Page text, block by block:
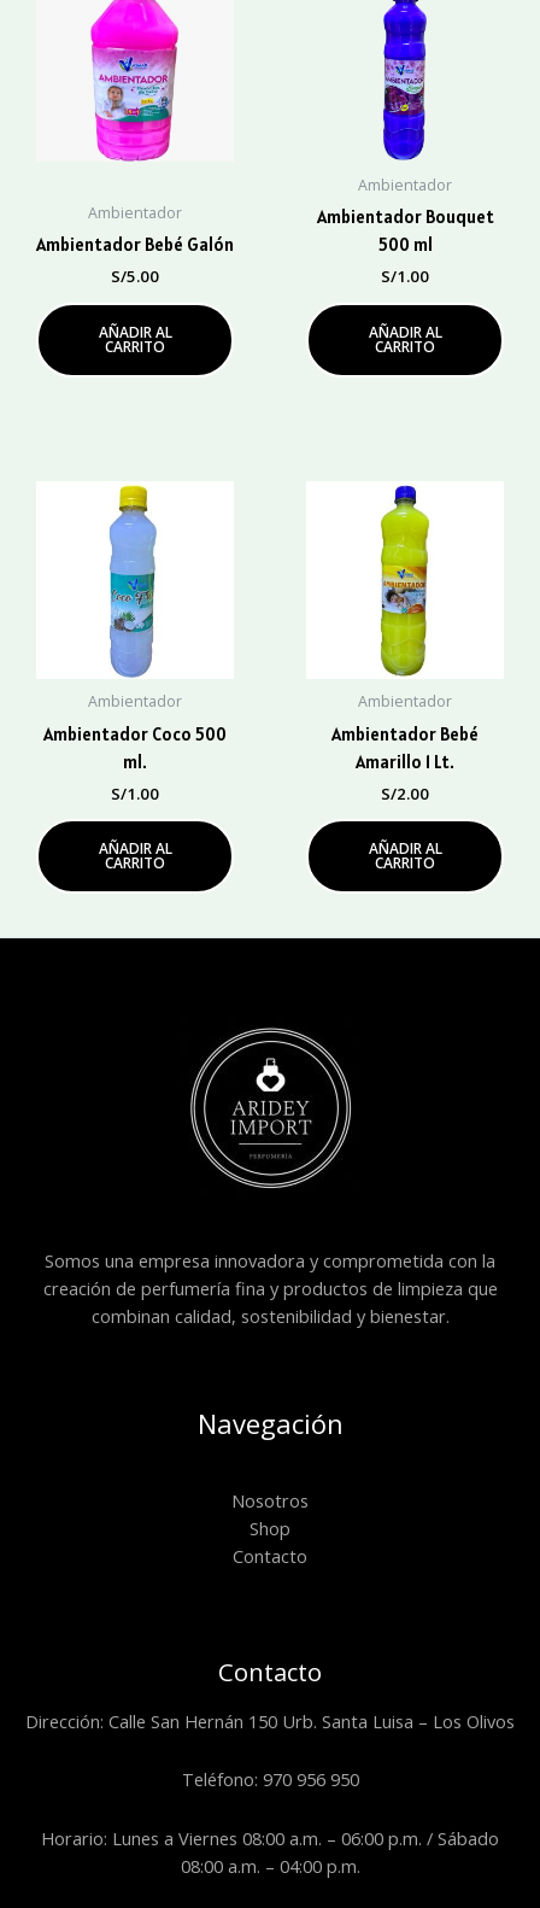
Ambientador
Ambientador Bebé Galón
S/5.00
AÑADIR AL
CARRITO
Ambientador
Ambientador Bouquet
500 ml
S/1.00
AÑADIR AL
CARRITO
Ambientador
Ambientador Coco 500
ml.
S/1.00
AÑADIR AL
CARRITO
Ambientador
Ambientador Bebé
Amarillo 1 Lt.
S/2.00
AÑADIR AL
CARRITO
Somos una empresa innovadora y comprometida con la
creación de perfumería fina y productos de limpieza que
combinan calidad, sostenibilidad y bienestar.
Navegación
Nosotros
Shop
Contacto
Contacto
Dirección: Calle San Hernán 150 Urb. Santa Luisa – Los Olivos
Teléfono: 970 956 950
Horario: Lunes a Viernes 08:00 a.m. – 06:00 p.m. / Sábado
08:00 a.m. – 04:00 p.m.